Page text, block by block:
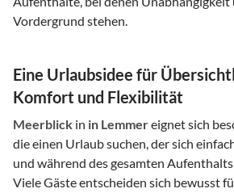
Vordergrund stehen.
Eine Urlaubsidee für
Komfort und Flexibilität
Meerblick in in Lemmereignet sich
die einen Urlaub suchen, der sich
und während des gesamten
Viele Gäste entscheiden sich bewusst